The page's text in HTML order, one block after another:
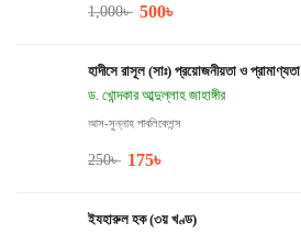
1,000৳ 500৳
হাদীসে রাসূল (সাঃ) প্রয়োজনীয়তা ও প্রামাণ্যতা
ড. খোন্দকার আব্দুল্লাহ জাহাঙ্গীর
আস-সুন্নাহ পাবলিকেশন্স
250৳ 175৳
ইযহারুল হক (৩য় খণ্ড)